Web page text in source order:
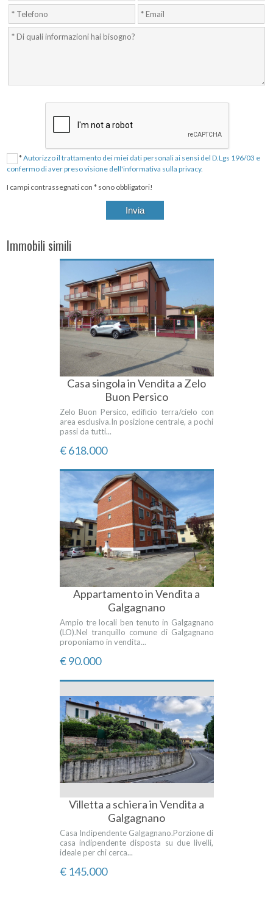
*Autorizzo il trattamento dei miei dati personali ai sensi del D.Lgs 196/03 e
confermo di aver preso visione dell'informativa sulla privacy.
I campi contrassegnati con * sono obbligatori!
Immobili simili
Casa singola in Vendita a Zelo
Buon Persico
Zelo Buon Persico, edificio terra/cielo con
area esclusiva.In posizione centrale, a pochi
passi da tutti...
€ 618.000
Appartamento in Vendita a
Galgagnano
Ampio tre locali ben tenuto in Galgagnano
(LO).Nel tranquillo comune di Galgagnano
proponiamo in vendita...
€ 90.000
Villetta a schiera in Vendita a
Galgagnano
Casa Indipendente Galgagnano.Porzione di
casa indipendente disposta su due livelli,
ideale per chi cerca...
€ 145.000